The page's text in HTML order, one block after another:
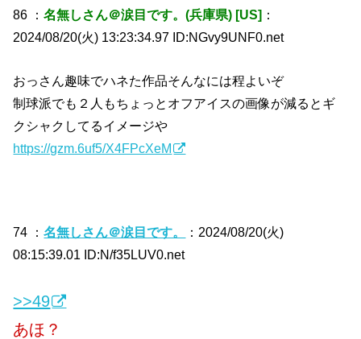
86 ：名無しさん＠涙目です。(兵庫県) [US] ：
2024/08/20(火) 13:23:34.97 ID:NGvy9UNF0.net
おっさん趣味でハネた作品そんなには程よいぞ
制球派でも２人もちょっとオフアイスの画像が減るとギ
クシャクしてるイメージや
https://gzm.6uf5/X4FPcXeM
74 ：名無しさん＠涙目です。
：2024/08/20(火)
08:15:39.01 ID:N/f35LUV0.net
>>49
あほ？